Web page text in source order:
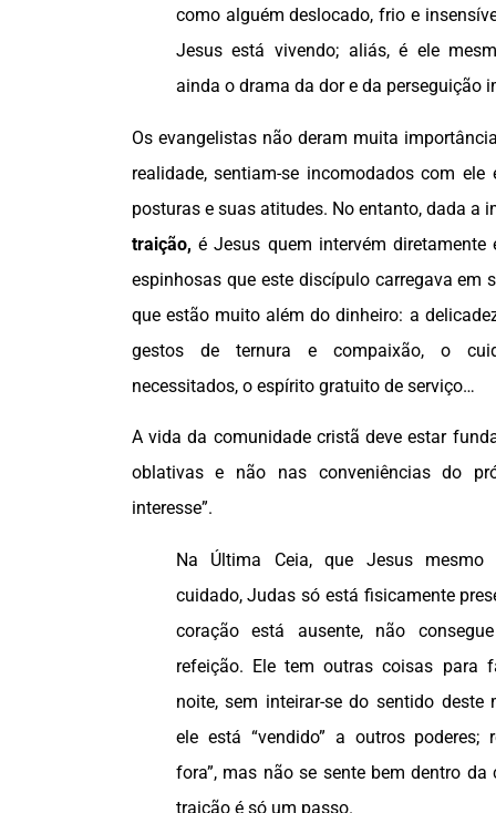
como alguém deslocado, frio e
Jesus está vivendo; aliás, é ele
ainda o drama da dor e da perseguição
Os evangelistas não deram muita
realidade, sentiam-se incomodados com
posturas e suas atitudes. No entanto, dada a
traição, é Jesus quem intervém diretamente
espinhosas que este discípulo carregava em
que estão muito além do dinheiro: a
gestos de ternura e compaixão, o
necessitados, o espírito gratuito de serviço…
A vida da comunidade cristã deve estar
oblativas e não nas conveniências do
interesse”.
Na Última Ceia, que Jesus mesmo
cuidado, Judas só está fisicamente
coração está ausente, não
refeição. Ele tem outras coisas para
noite, sem inteirar-se do sentido deste
ele está “vendido” a outros poderes;
fora”, mas não se sente bem dentro da
traição é só um passo.